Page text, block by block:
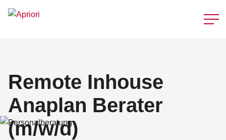
Remote Inhouse
Anaplan Berater
(m/w/d)